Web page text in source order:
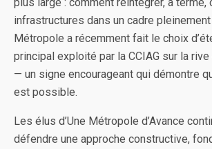
infrastructures dans un cadre
Métropole a récemment fait le choix
principal exploité par la CCIAG sur la rive
— un signe encourageant qui démontre
est possible.
Les élus d’Une Métropole d’Avance
défendre une approche constructive,